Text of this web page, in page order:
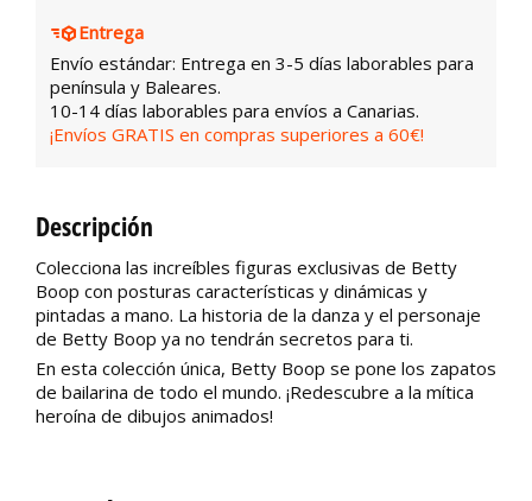
Entrega
Envío estándar: Entrega en 3-5 días laborables para
península y Baleares.
10-14 días laborables para envíos a Canarias.
¡Envíos GRATIS en compras superiores a 60€!
Descripción
Colecciona las increíbles figuras exclusivas de Betty
Boop con posturas características y dinámicas y
pintadas a mano. La historia de la danza y el personaje
de Betty Boop ya no tendrán secretos para ti.
En esta colección única, Betty Boop se pone los zapatos
de bailarina de todo el mundo. ¡Redescubre a la mítica
heroína de dibujos animados!